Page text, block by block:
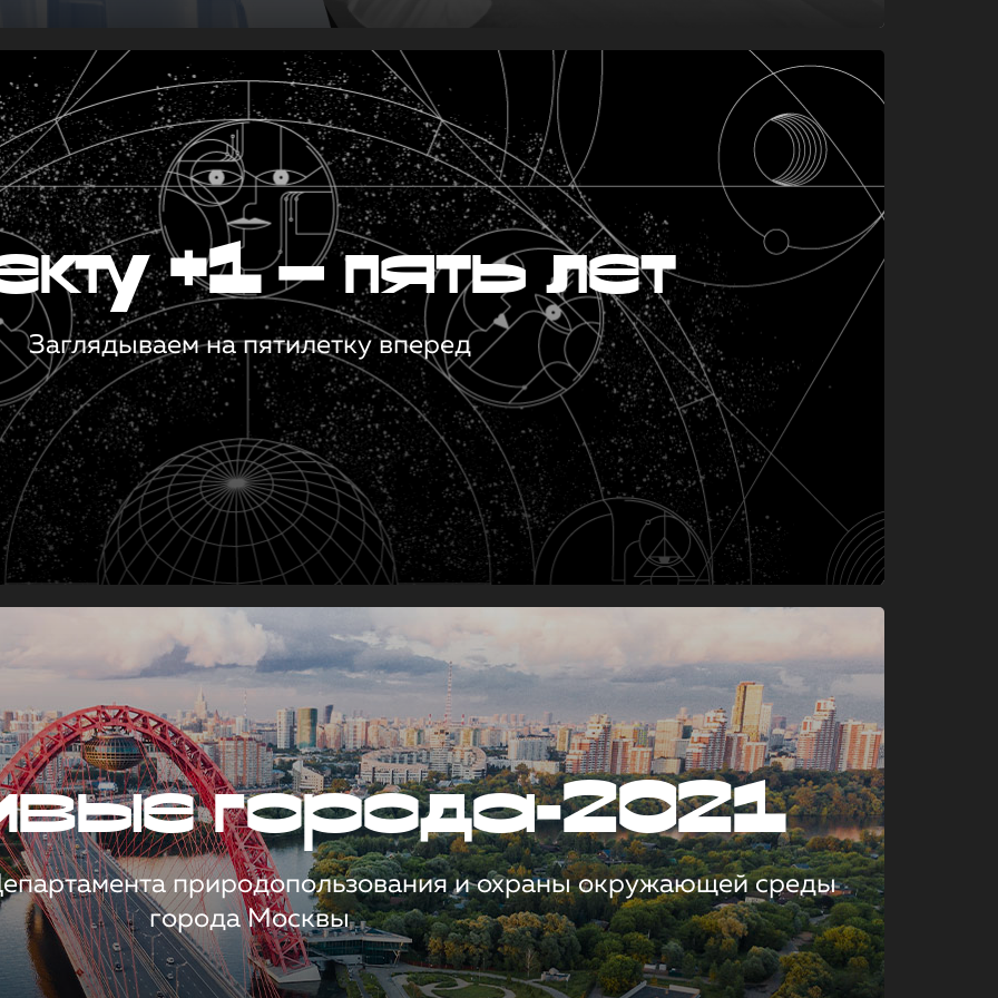
+1 — пять лет
Заглядываем на пятилетку вперед
города-2021
природопользования и охраны окружающей среды
города Москвы